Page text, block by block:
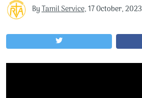
ByTamil Service,17 October, 2023